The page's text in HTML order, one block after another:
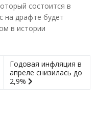
состоится в
на драфте будет
в истории
Годовая инфляция в
апреле снизилась до
2,9%